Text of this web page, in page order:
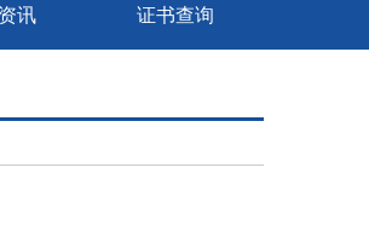
讯 证书查询